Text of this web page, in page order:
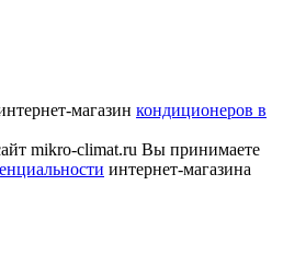
магазин кондиционеров в
mikro-climat.ru Вы принимаете
интернет-магазина